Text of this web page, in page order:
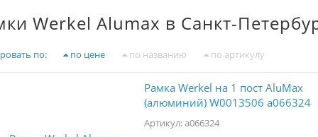
Werkel Alumax в Санкт-
по: по цене по названию по артикулу
Рамка Werkel на 1 пост AluMax
(алюминий) W0013506 a066324
Артикул: a066324